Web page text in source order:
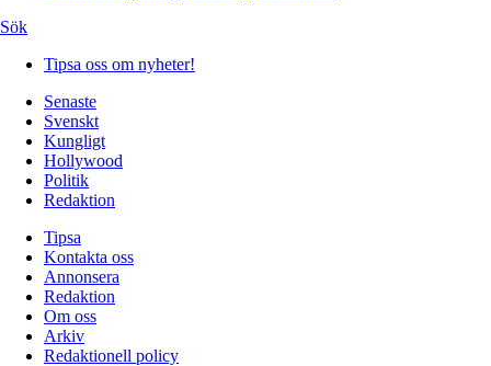
Sök
Tipsa oss om nyheter!
Senaste
Svenskt
Kungligt
Hollywood
Politik
Redaktion
Tipsa
Kontakta oss
Annonsera
Redaktion
Om oss
Arkiv
Redaktionell policy